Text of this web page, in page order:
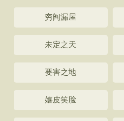
穷阎漏屋
未定之天
要害之地
嬉皮笑脸